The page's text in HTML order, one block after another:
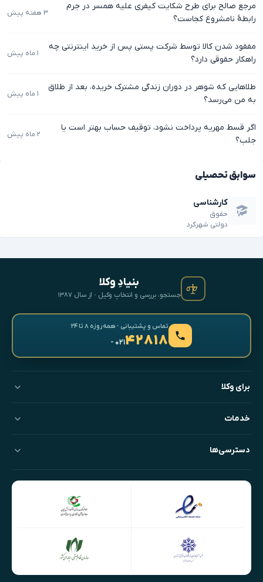
مرجع صالح برای طرح شکایت کیفری علیه همسر در جرم
رابطهٔ نامشروع کجاست؟
۳ هفته پیش
مفقود شدن کالا توسط شرکت پستی پس از خرید اینترنتی چه
راهکار حقوقی دارد؟
۱ ماه پیش
طلاهایی که شوهر در دوران زندگی مشترک خریده، بعد از طلاق
به من می‌رسد؟
۱ ماه پیش
اگر قسط مهریه پرداخت نشود، توقیف حساب بهتر است یا
جلب؟
۲ ماه پیش
سوابق تحصیلی
کارشناسی
حقوق
دولتی شهرکرد
بنیادِ وکلا
جستجو، بررسی و انتخابِ وکیل · از سال ۱۳۸۷
تماس و پشتیبانی · همه‌روزه ۸ تا ۲۴
۴۲۸۱۸- ۰۲۱
برای وکلا
خدمات
دسترسی‌ها